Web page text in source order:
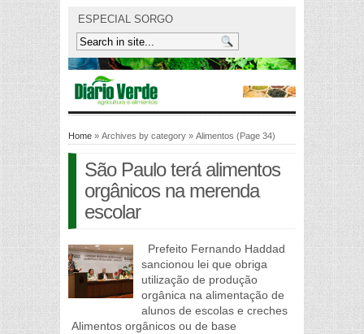
ESPECIAL SORGO
Home » Archives by category » Alimentos (Page 34)
São Paulo terá alimentos
orgânicos na merenda
escolar
Prefeito Fernando Haddad
sancionou lei que obriga
utilização de produção
orgânica na alimentação de
alunos de escolas e creches
Alimentos orgânicos ou de base